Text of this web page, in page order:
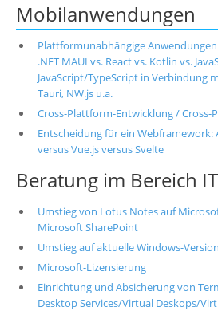
Mobilanwendungen
Plattformunabhängige
.NET MAUI vs. React vs. Kotlin vs.
JavaScript/TypeScript in Verbindung
Tauri, NW.js u.a.
Cross-Plattform-Entwicklung / Cross-
Entscheidung für ein Webframework:
versus Vue.js versus Svelte
Beratung im Bereich
Umstieg von Lotus Notes auf
Microsoft SharePoint
Umstieg auf aktuelle Windows-
Microsoft-Lizensierung
Einrichtung und Absicherung von
Desktop Services/Virtual Deskops/